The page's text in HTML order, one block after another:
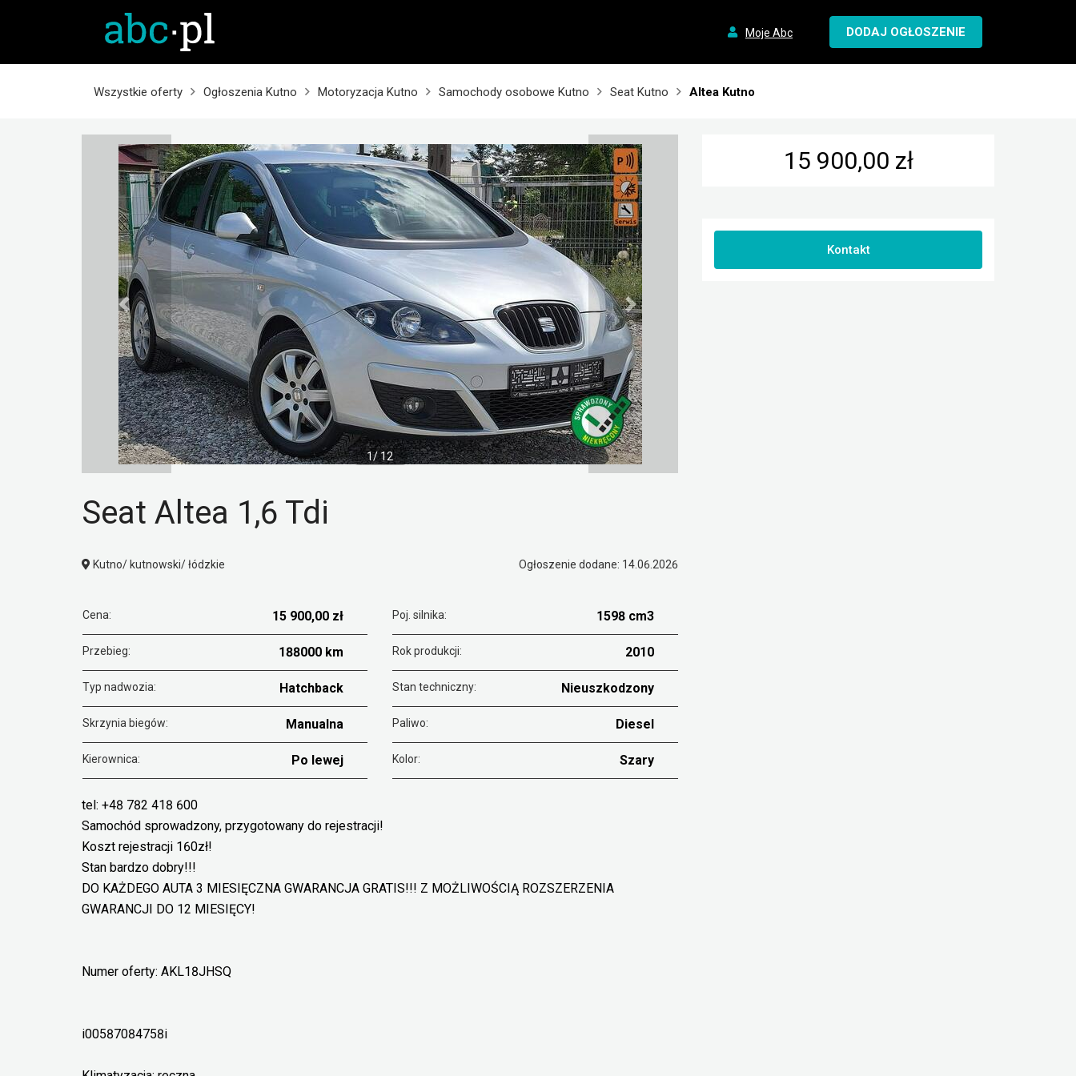
Moje Abc DODAJ OGŁOSZENIE
Wszystkie oferty Ogłoszenia Kutno Motoryzacja Kutno Samochody osobowe Kutno Seat Kutno Altea Kutno
1/ 12
Seat Altea 1,6 Tdi
Kutno/ kutnowski/ łódzkie Ogłoszenie dodane: 14.06.2026
Cena: 15 900,00 zł Poj. silnika: 1598 cm3
Przebieg: 188000 km Rok produkcji: 2010
Typ nadwozia: Hatchback Stan techniczny: Nieuszkodzony
Skrzynia biegów: Manualna Paliwo: Diesel
Kierownica: Po lewej Kolor: Szary
tel: +48 782 418 600
Samochód sprowadzony, przygotowany do rejestracji!
Koszt rejestracji 160zł!
Stan bardzo dobry!!!
DO KAŻDEGO AUTA 3 MIESIĘCZNA GWARANCJA GRATIS!!! Z MOŻLIWOŚCIĄ ROZSZERZENIA
GWARANCJI DO 12 MIESIĘCY!
Numer oferty: AKL18JHSQ
i00587084758i
15 900,00 zł
Kontakt